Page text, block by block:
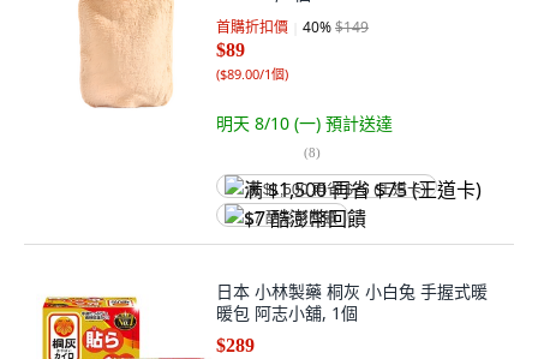
首購折扣價 40%$149
$89
($89.00/1個)
明天 8/10 (一) 預計送達
(8)
满 $1,500 再省 $75 (王道卡)
$7 酷澎幣回饋
日本 小林製藥 桐灰 小白兔 手握式暖
暖包 阿志小舖, 1個
$289